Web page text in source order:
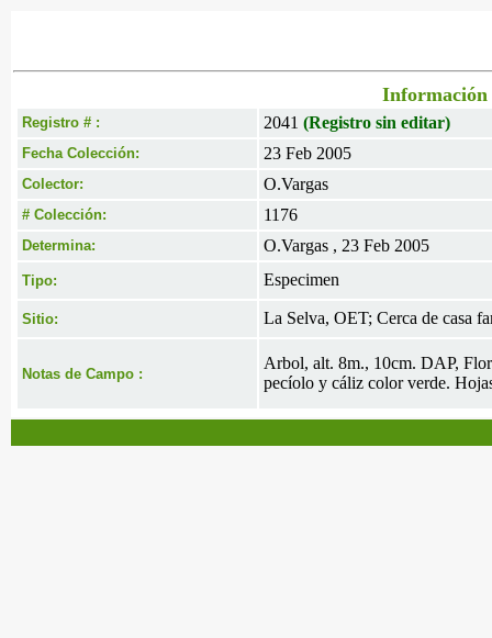
Información
Registro # : 2041 (Registro sin editar)
Fecha Colección: 23 Feb 2005
Colector: O.Vargas
# Colección: 1176
Determina: O.Vargas , 23 Feb 2005
Tipo: Especimen
Sitio: La Selva, OET; Cerca de casa
Notas de Campo :
Arbol, alt. 8m., 10cm. DAP,
pecíolo y cáliz color verde.